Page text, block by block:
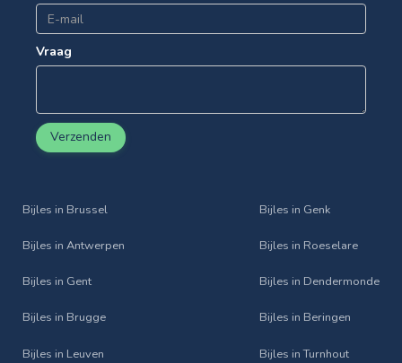
Vraag
Verzenden
Bijles in Brussel
Bijles in Antwerpen
Bijles in Gent
Bijles in Brugge
Bijles in Leuven
Bijles in Genk
Bijles in Roeselare
Bijles in Dendermonde
Bijles in Beringen
Bijles in Turnhout